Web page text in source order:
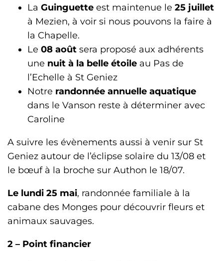
La Guinguette est maintenue le 25 juillet
à Mezien, à voir si nous pouvons la faire à
la Chapelle.
Le 08 août sera proposé aux adhérents
une nuit à la belle étoile au Pas de
l’Echelle à St Geniez
Notre randonnée annuelle aquatique
dans le Vanson reste à déterminer avec
Caroline
A suivre les évènements aussi à venir sur St
Geniez autour de l’éclipse solaire du 13/08 et
le bœuf à la broche sur Authon le 18/07.
Le lundi 25 mai, randonnée familiale à la
cabane des Monges pour découvrir fleurs et
animaux sauvages.
2 – Point financier